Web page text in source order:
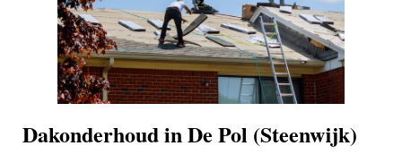
Dakonderhoud in De Pol (Steenwijk)